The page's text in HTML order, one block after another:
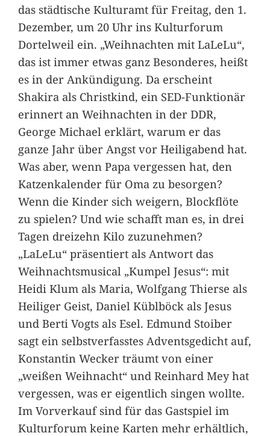
das städtische Kulturamt für Freitag, den 1.
Dezember, um 20 Uhr ins Kulturforum
Dortelweil ein. „Weihnachten mit LaLeLu“,
das ist immer etwas ganz Besonderes, heißt
es in der Ankündigung. Da erscheint
Shakira als Christkind, ein SED-Funktionär
erinnert an Weihnachten in der DDR,
George Michael erklärt, warum er das
ganze Jahr über Angst vor Heiligabend hat.
Was aber, wenn Papa vergessen hat, den
Katzenkalender für Oma zu besorgen?
Wenn die Kinder sich weigern, Blockflöte
zu spielen? Und wie schafft man es, in drei
Tagen dreizehn Kilo zuzunehmen?
„LaLeLu“ präsentiert als Antwort das
Weihnachtsmusical „Kumpel Jesus“: mit
Heidi Klum als Maria, Wolfgang Thierse als
Heiliger Geist, Daniel Küblböck als Jesus
und Berti Vogts als Esel. Edmund Stoiber
sagt ein selbstverfasstes Adventsgedicht auf,
Konstantin Wecker träumt von einer
„weißen Weihnacht“ und Reinhard Mey hat
vergessen, was er eigentlich singen wollte.
Im Vorverkauf sind für das Gastspiel im
Kulturforum keine Karten mehr erhältlich,